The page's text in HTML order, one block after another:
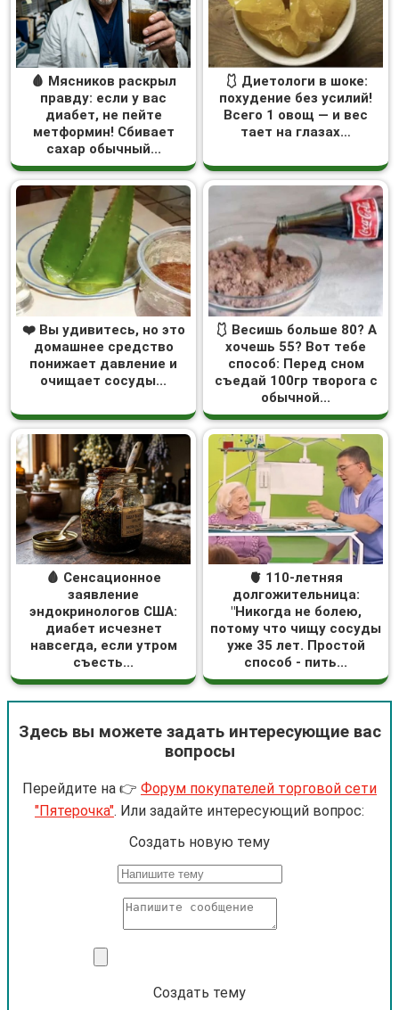
🩸 Мясников раскрыл
правду: если у вас
диабет, не пейте
метформин! Сбивает
сахар обычный...
🩱 Диетологи в шоке:
похудение без усилий!
Всего 1 овощ — и вес
тает на глазах…
❤️ Вы удивитесь, но это
домашнее средство
понижает давление и
очищает сосуды...
🩱 Весишь больше 80? А
хочешь 55? Вот тебе
способ: Перед сном
съедай 100гр творога с
обычной...
🩸 Сенсационное
заявление
эндокринологов США:
диабет исчезнет
навсегда, если утром
съесть...
🫀 110-летняя
долгожительница:
"Никогда не болею,
потому что чищу сосуды
уже 35 лет. Простой
способ - пить...
Здесь вы можете задать интересующие вас
вопросы
Перейдите на 👉 Форум покупателей торговой сети
"Пятерочка". Или задайте интересующий вопрос:
Cоздать новую тему
Создать тему